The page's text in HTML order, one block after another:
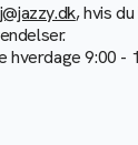
, hvis
hverdage 9:00 -